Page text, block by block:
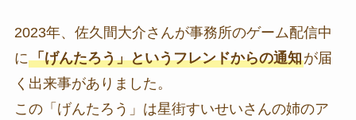
2023年、佐久間大介さんが事務所のゲーム配信中
に「げんたろう」というフレンドからの通知が届
く出来事がありました。
この「げんたろう」は星街すいせいさんの姉のア